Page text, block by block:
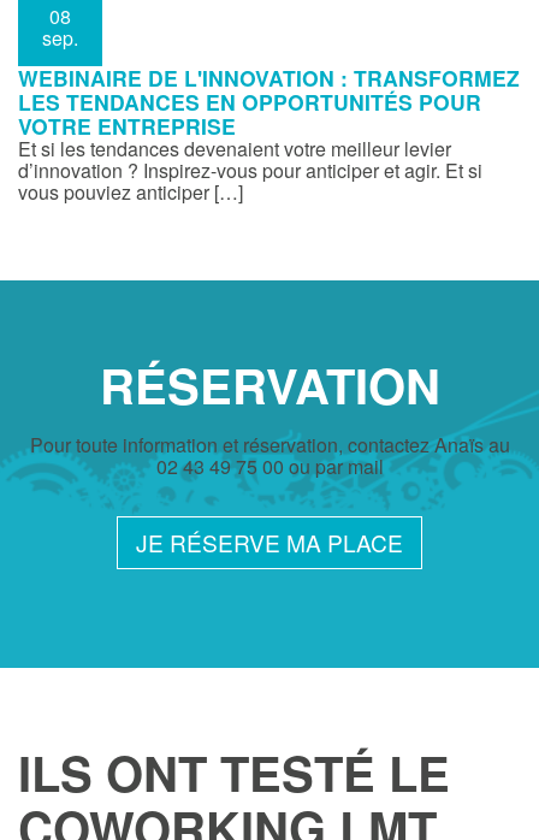
08
sep.
WEBINAIRE DE L'INNOVATION : TRANSFORMEZ
LES TENDANCES EN OPPORTUNITÉS POUR
VOTRE ENTREPRISE
Et si les tendances devenaient votre meilleur levier
d’innovation ? Inspirez-vous pour anticiper et agir. Et si
vous pouviez anticiper […]
RÉSERVATION
Pour toute information et réservation, contactez Anaïs au
02 43 49 75 00 ou par mail
JE RÉSERVE MA PLACE
ILS ONT TESTÉ LE